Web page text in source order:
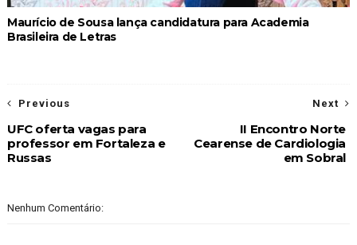
Maurício de Sousa lança candidatura para Academia
Brasileira de Letras
Next
II Encontro Norte
Cearense de Cardiologia
em Sobral
Previous
UFC oferta vagas para
professor em Fortaleza e
Russas
Nenhum Comentário: